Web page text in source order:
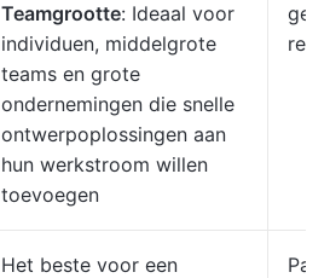
Teamgrootte: Ideaal voor
individuen, middelgrote
teams en grote
ondernemingen die snelle
ontwerpoplossingen aan
hun werkstroom willen
toevoegen
Het beste voor een
Pas